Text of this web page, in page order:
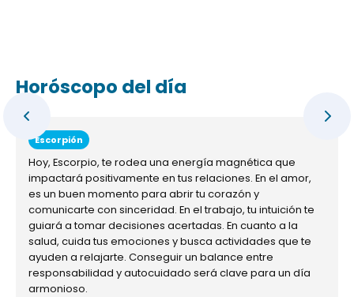
Horóscopo del día
Escorpión
Hoy, Escorpio, te rodea una energía magnética que
impactará positivamente en tus relaciones. En el amor,
es un buen momento para abrir tu corazón y
comunicarte con sinceridad. En el trabajo, tu intuición te
guiará a tomar decisiones acertadas. En cuanto a la
salud, cuida tus emociones y busca actividades que te
ayuden a relajarte. Conseguir un balance entre
responsabilidad y autocuidado será clave para un día
armonioso.